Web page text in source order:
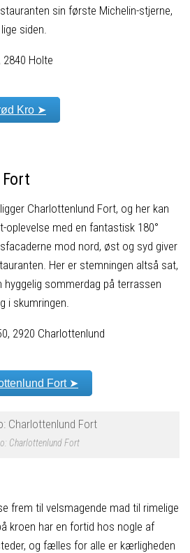
sin første Michelin-stjerne,
siden.
2840 Holte
Kro ➤
Charlottenlund Fort, og her kan
oplevelse med en fantastisk 180°
mod nord, øst og syd giver
Her er stemningen altså sat,
hyggelig sommerdag på terrassen
i skumringen.
2920 Charlottenlund
Fort ➤
Charlottenlund Fort
frem til velsmagende mad til rimelige
kroen har en fortid hos nogle af
og fælles for alle er kærligheden